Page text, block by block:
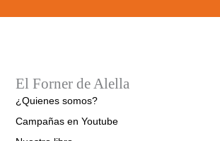
El Forner de Alella
¿Quienes somos?
Campañas en Youtube